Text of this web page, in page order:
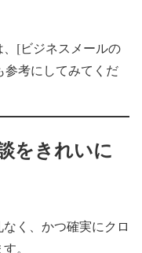
[ビジネスメールの
参考にしてみてくだ
をきれいに
く、かつ確実にクロ
。